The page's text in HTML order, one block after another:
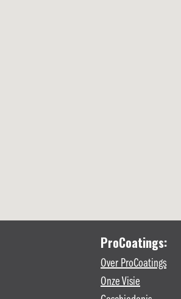
ProCoatings:
Over ProCoatings
Onze Visie